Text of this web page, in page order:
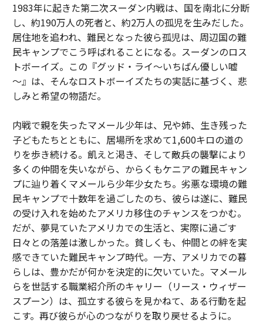
1983年に起きた第二次スーダン内戦は、国を南北に分断
し、約190万人の死者と、約2万人の孤児を生みだした。
居住地を追われ、難民となった彼ら孤児は、周辺国の難
民キャンプでこう呼ばれることになる。スーダンのロス
トボーイズ。この『グッド・ライ～いちばん優しい嘘
～』は、そんなロストボーイズたちの実話に基づく、悲
しみと希望の物語だ。
内戦で親を失ったマメール少年は、兄や姉、生き残った
子どもたちとともに、居場所を求めて1,600キロの道の
りを歩き続ける。飢えと渇き、そして敵兵の襲撃により
多くの仲間を失いながら、からくもケニアの難民キャン
プに辿り着くマメールら少年少女たち。劣悪な環境の難
民キャンプで十数年を過ごしたのち、彼らは遂に、難民
の受け入れを始めたアメリカ移住のチャンスをつかむ。
だが、夢見ていたアメリカでの生活と、実際に過ごす
日々との落差は激しかった。貧しくも、仲間との絆を実
感できていた難民キャンプ時代。一方、アメリカでの暮
らしは、豊かだが何かを決定的に欠いていた。マメール
らを世話する職業紹介所のキャリー（リース・ウィザー
スプーン）は、孤立する彼らを見かねて、ある行動を起
こす。再び彼らが心のつながりを取り戻せるように。